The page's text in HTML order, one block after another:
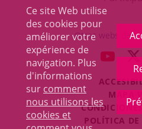
Ce site Web utilise
des cookies pour
améliorer votre
expérience de
navigation. Plus
d'informations
sur comment
nous utilisons les
cookies et
Otras webs del
UNA
MAPA
POLÍTICA DE